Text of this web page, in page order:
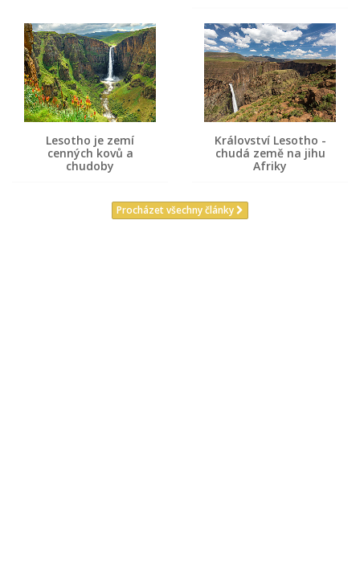
Lesotho je zemí
cenných kovů a
chudoby
Království Lesotho -
chudá země na jihu
Afriky
Procházet všechny články